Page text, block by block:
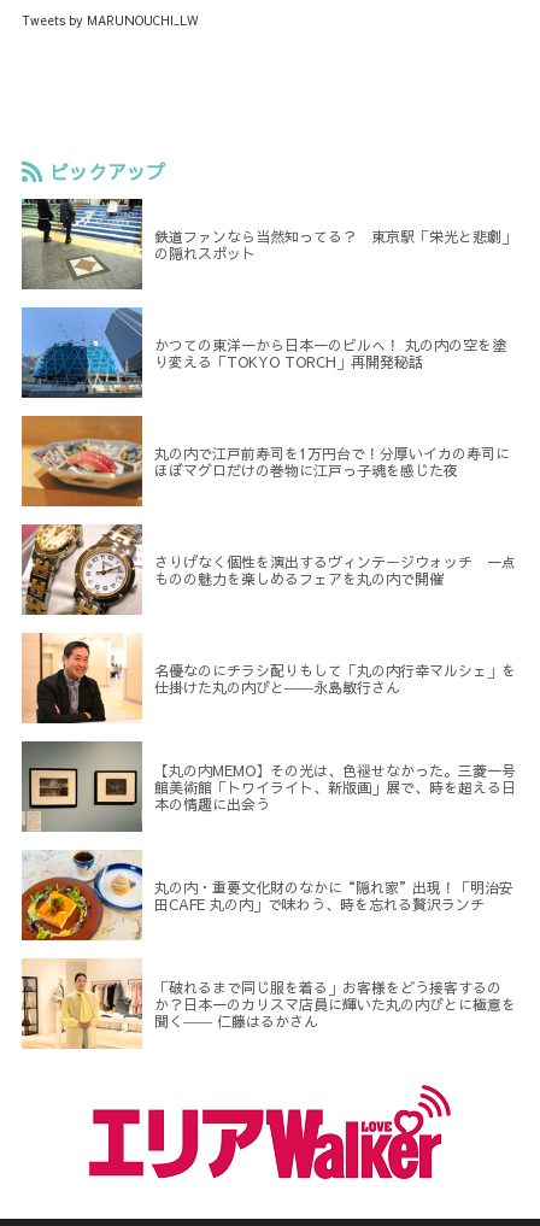
Tweets by MARUNOUCHI_LW
ピックアップ
鉄道ファンなら当然知ってる？ 東京駅「栄光と悲劇」
の隠れスポット
かつての東洋一から日本一のビルへ！ 丸の内の空を塗
り変える「TOKYO TORCH」再開発秘話
丸の内で江戸前寿司を1万円台で！分厚いイカの寿司に
ほぼマグロだけの巻物に江戸っ子魂を感じた夜
さりげなく個性を演出するヴィンテージウォッチ 一点
ものの魅力を楽しめるフェアを丸の内で開催
名優なのにチラシ配りもして「丸の内行幸マルシェ」を
仕掛けた丸の内びと――永島敏行さん
【丸の内MEMO】その光は、色褪せなかった。三菱一号
館美術館「トワイライト、新版画」展で、時を超える日
本の情趣に出会う
丸の内・重要文化財のなかに“隠れ家”出現！「明治安
田CAFE 丸の内」で味わう、時を忘れる贅沢ランチ
「破れるまで同じ服を着る」お客様をどう接客するの
か？日本一のカリスマ店員に輝いた丸の内びとに極意を
聞く―― 仁藤はるかさん